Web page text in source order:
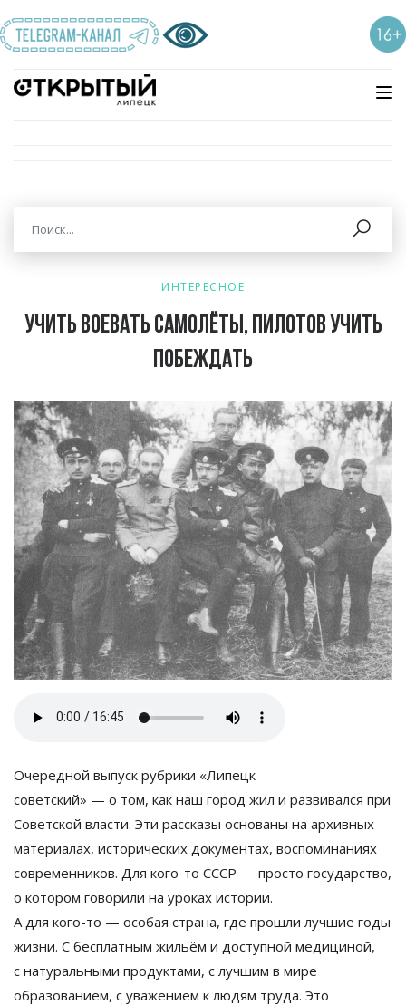
ИНТЕРЕСНОЕ
Учить воевать самолёты, пилотов учить
побеждать
Очередной выпуск рубрики «Липецк
советский» — о том, как наш город жил и развивался при
Советской власти. Эти рассказы основаны на архивных
материалах, исторических документах, воспоминаниях
современников. Для кого-то СССР — просто государство,
о котором говорили на уроках истории.
А для кого-то — особая страна, где прошли лучшие годы
жизни. С бесплатным жильём и доступной медициной,
с натуральными продуктами, с лучшим в мире
образованием, с уважением к людям труда. Это